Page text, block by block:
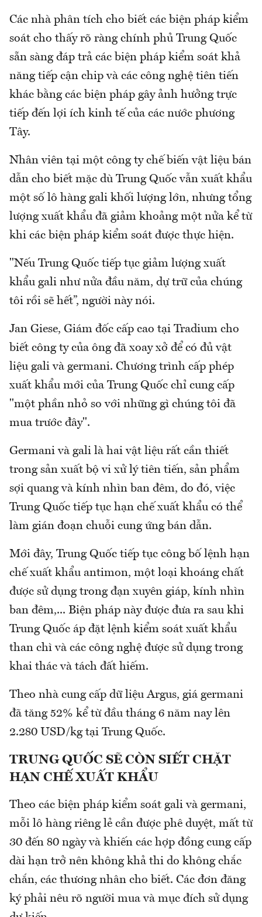
Các nhà phân tích cho biết các biện pháp kiểm
soát cho thấy rõ ràng chính phủ Trung Quốc
sẵn sàng đáp trả các biện pháp kiểm soát khả
năng tiếp cận chip và các công nghệ tiên tiến
khác bằng các biện pháp gây ảnh hưởng trực
tiếp đến lợi ích kinh tế của các nước phương
Tây.
Nhân viên tại một công ty chế biến vật liệu bán
dẫn cho biết mặc dù Trung Quốc vẫn xuất khẩu
một số lô hàng gali khối lượng lớn, nhưng tổng
lượng xuất khẩu đã giảm khoảng một nửa kể từ
khi các biện pháp kiểm soát được thực hiện.
"Nếu Trung Quốc tiếp tục giảm lượng xuất
khẩu gali như nửa đầu năm, dự trữ của chúng
tôi rồi sẽ hết”, người này nói.
Jan Giese, Giám đốc cấp cao tại Tradium cho
biết công ty của ông đã xoay xở để có đủ vật
liệu gali và germani. Chương trình cấp phép
xuất khẩu mới của Trung Quốc chỉ cung cấp
"một phần nhỏ so với những gì chúng tôi đã
mua trước đây".
Germani và gali là hai vật liệu rất cần thiết
trong sản xuất bộ vi xử lý tiên tiến, sản phẩm
sợi quang và kính nhìn ban đêm, do đó, việc
Trung Quốc tiếp tục hạn chế xuất khẩu có thể
làm gián đoạn chuỗi cung ứng bán dẫn.
Mới đây, Trung Quốc tiếp tục công bố lệnh hạn
chế xuất khẩu antimon, một loại khoáng chất
được sử dụng trong đạn xuyên giáp, kính nhìn
ban đêm,... Biện pháp này được đưa ra sau khi
Trung Quốc áp đặt lệnh kiểm soát xuất khẩu
than chì và các công nghệ được sử dụng trong
khai thác và tách đất hiếm.
Theo nhà cung cấp dữ liệu Argus, giá germani
đã tăng 52% kể từ đầu tháng 6 năm nay lên
2.280 USD/kg tại Trung Quốc.
TRUNG QUỐC SẼ CÒN SIẾT CHẶT
HẠN CHẾ XUẤT KHẨU
Theo các biện pháp kiểm soát gali và germani,
mỗi lô hàng riêng lẻ cần được phê duyệt, mất từ
​​30 đến 80 ngày và khiến các hợp đồng cung cấp
dài hạn trở nên không khả thi do không chắc
chắn, các thương nhân cho biết. Các đơn đăng
ký phải nêu rõ người mua và mục đích sử dụng